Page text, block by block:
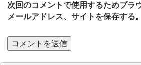
次回のコメントで使用するためブラ
メールアドレス、サイトを保存する。